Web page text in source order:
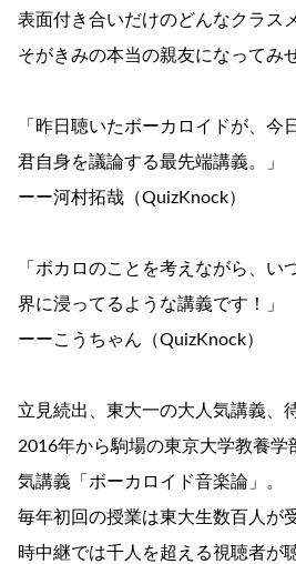
表面付き合いだけのどんなクラス
そがきみの本当の親友になってみ
「昨日聴いたボーカロイドが、今
君自身を議論する最先端講義。」
ーー河村拓哉（QuizKnock）
「ボカロのことを考えながら、い
界に浸ってるような講義です！」
ーーこうちゃん（QuizKnock）
立見続出、東大一の大人気講義、
2016年から駒場の東京大学教養学
気講義「ボーカロイド音楽論」。
毎年初回の授業は東大生数百人が
時中継では千人を超える視聴者が